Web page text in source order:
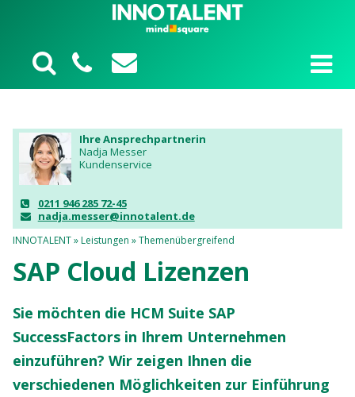
Ihre Ansprechpartnerin
Nadja Messer
Kundenservice
0211 946 285 72-45
nadja.messer@innotalent.de
INNOTALENT»Leistungen »Themenübergreifend
SAP Cloud Lizenzen
Sie möchten die HCM Suite SAP
SuccessFactors in Ihrem Unternehmen
einzuführen? Wir zeigen Ihnen die
verschiedenen Möglichkeiten zur Einführung